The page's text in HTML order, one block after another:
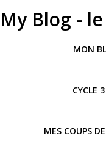
My Blog -
MON
CYCLE 3
MES COUPS